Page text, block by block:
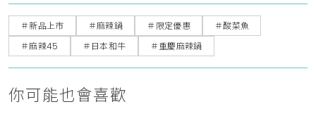
＃新品上市 ＃麻辣鍋 ＃限定優惠
＃酸菜魚
＃麻辣45
＃日本和牛 ＃重慶麻辣鍋
你可能也會喜歡